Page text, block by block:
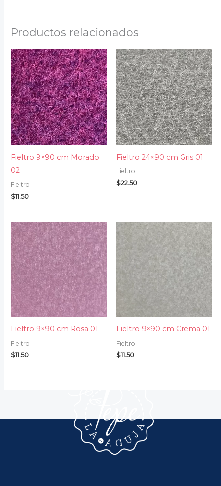
Productos relacionados
Fieltro 9×90 cm Morado
02
Fieltro
$11.50
Fieltro 24×90 cm Gris 01
Fieltro
$22.50
Fieltro 9×90 cm Rosa 01
Fieltro
$11.50
Fieltro 9×90 cm Crema 01
Fieltro
$11.50